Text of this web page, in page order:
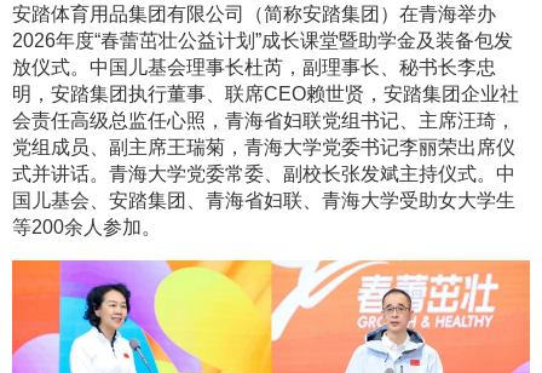
安踏体育用品集团有限公司（简称安踏集团）在青海举办
2026年度“春蕾茁壮公益计划”成长课堂暨助学金及装备包发
放仪式。中国儿基会理事长杜芮，副理事长、秘书长李忠
明，安踏集团执行董事、联席CEO赖世贤，安踏集团企业社
会责任高级总监任心照，青海省妇联党组书记、主席汪琦，
党组成员、副主席王瑞菊，青海大学党委书记李丽荣出席仪
式并讲话。青海大学党委常委、副校长张发斌主持仪式。中
国儿基会、安踏集团、青海省妇联、青海大学受助女大学生
等200余人参加。